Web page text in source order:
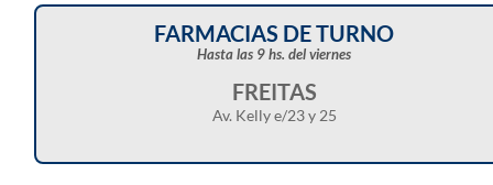
FARMACIAS DE TURNO
Hasta las 9 hs. del viernes
FREITAS
Av. Kelly e/23 y 25